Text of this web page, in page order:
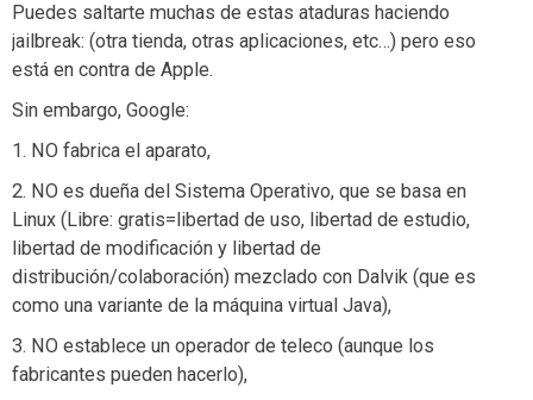
Puedes saltarte muchas de estas ataduras haciendo
jailbreak: (otra tienda, otras aplicaciones, etc…) pero eso
está en contra de Apple.
Sin embargo, Google:
1. NO fabrica el aparato,
2. NO es dueña del Sistema Operativo, que se basa en
Linux (Libre: gratis=libertad de uso, libertad de estudio,
libertad de modificación y libertad de
distribución/colaboración) mezclado con Dalvik (que es
como una variante de la máquina virtual Java),
3. NO establece un operador de teleco (aunque los
fabricantes pueden hacerlo),